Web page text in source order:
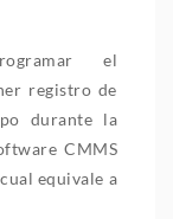
el
registro de
durante la
CMMS
equivale a